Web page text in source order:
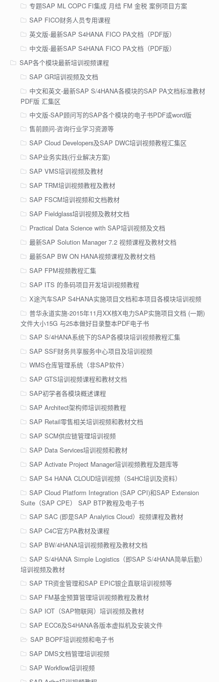
专题SAP ML COPC FI集成 月结 FM 金税 案例项目方案
SAP FICO财务人员专用课程
英文版-最新SAP S4HANA FICO PA文档（PDF版）
中文版-最新SAP S4HANA FICO PA文档（PDF版）
SAP各个模块最新培训视频课程
SAP GR培训视频及文档
中文和英文-最新SAP S/4HANA各模块的SAP PA文档标准教材
PDF版 汇集区
中文版-SAP顾问写的SAP各个模块的电子书PDF或word版
售前顾问-咨询行业学习资源等
SAP Cloud Developers及SAP DWC培训视频教程汇集区
SAP业务实践(行业解决方案)
SAP VMS培训视频及教材
SAP TRM培训视频教程及教材
SAP FSCM培训视频和文档教材
SAP Fieldglass培训视频及教材文档
Practical Data Science with SAP培训视频及文档
最新SAP Solution Manager 7.2 视频课程及教材文档
最新SAP BW ON HANA视频课程及教材文档
SAP FPM视频教程汇集
SAP ITS 的条码项目开发培训视频教程
X途汽车SAP S4HANA实施项目文档和本项目各模块培训视频
普华永道实施-2015年11月XX核X电力SAP实施项目文档 (一期)
文件大小15G 与25本做好目录整本PDF电子书
SAP S/4HANA系统下的SAP各模块培训视频教程汇集
SAP SSF财务共享服务中心项目及培训视频
WMS仓库管理系统（非SAP软件）
SAP GTS培训视频课程和教材文档
SAP初学者各模块概述课程
SAP Architect架构师培训视频教程
SAP Retail零售相关培训视频和教材文档
SAP SCM供应链管理培训视频
SAP Data Services培训视频和教材
SAP Activate Project Manager培训视频教程及题库等
SAP S4 HANA CLOUD培训视频（S4HC培训及资料）
SAP Cloud Platform Integration (SAP CPI)和SAP Extension
Suite（SAP CPE） SAP BTP教程及电子书
SAP SAC (即是SAP Analytics Cloud）视频课程及教材
SAP C4C官方PA教材及课程
SAP BW/4HANA培训视频教程及教材文档
SAP S/4HANA Simple Logistics（即SAP S/4HANA简单后勤）
培训视频及教材
SAP TR资金管理和SAP EPIC银企直联培训视频等
SAP FM基金预算管理培训视频教程及教材
SAP IOT（SAP物联网）培训视频及教材
SAP ECC6及S4HANA各版本虚拟机及安装文件
SAP BOPF培训视频和电子书
SAP DMS文档管理培训视频
SAP Workflow培训视频